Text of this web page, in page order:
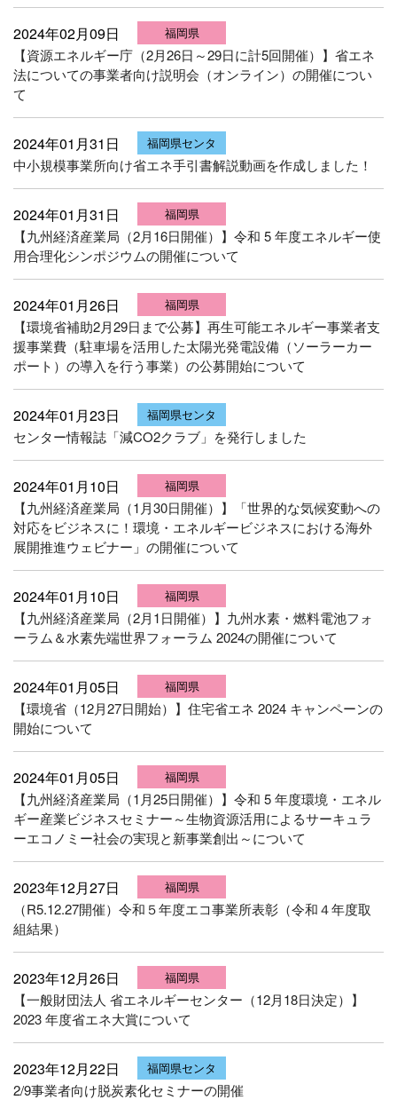
2024年02月09日 福岡県
【資源エネルギー庁（2月26日～29日に計5回開催）】省エネ
法についての事業者向け説明会（オンライン）の開催につい
て
2024年01月31日
福岡県センタ
ー
中小規模事業所向け省エネ手引書解説動画を作成しました！
2024年01月31日 福岡県
【九州経済産業局（2月16日開催）】令和 5 年度エネルギー使
用合理化シンポジウムの開催について
2024年01月26日 福岡県
【環境省補助2月29日まで公募】再生可能エネルギー事業者支
援事業費（駐車場を活用した太陽光発電設備（ソーラーカー
ポート）の導入を行う事業）の公募開始について
2024年01月23日
福岡県センタ
ー
センター情報誌「減CO2クラブ」を発行しました
2024年01月10日 福岡県
【九州経済産業局（1月30日開催）】「世界的な気候変動への
対応をビジネスに！環境・エネルギービジネスにおける海外
展開推進ウェビナー」の開催について
2024年01月10日 福岡県
【九州経済産業局（2月1日開催）】九州水素・燃料電池フォ
ーラム＆水素先端世界フォーラム 2024の開催について
2024年01月05日 福岡県
【環境省（12月27日開始）】住宅省エネ 2024 キャンペーンの
開始について
2024年01月05日 福岡県
【九州経済産業局（1月25日開催）】令和 5 年度環境・エネル
ギー産業ビジネスセミナー～生物資源活用によるサーキュラ
ーエコノミー社会の実現と新事業創出～について
2023年12月27日 福岡県
（R5.12.27開催）令和５年度エコ事業所表彰（令和４年度取
組結果）
2023年12月26日 福岡県
【一般財団法人 省エネルギーセンター（12月18日決定）】
2023 年度省エネ大賞について
2023年12月22日
福岡県センタ
ー
2/9事業者向け脱炭素化セミナーの開催